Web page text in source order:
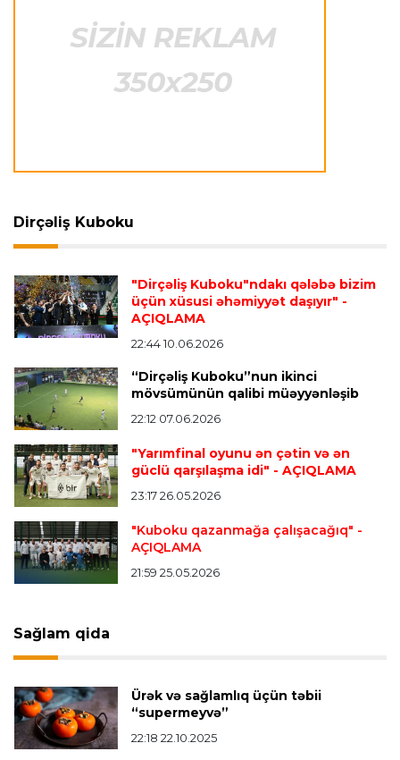
“Barselona”nın sabiq futbolçusu karyerasını
Transfer 21:08 08.08.2026
“Barselona”ya keçidinə razı salmaq istəyir
“Atletiko”nun futbolçusu “River Pleyt”ə keçir
“Vest Hem” “Tottenhem”in futbolçusunu
transfer edir
Offside 20:51 08.08.2026
Kamandan oxatma üzrə ölkə çempionatında
finalçılar bəlli oldu
Offside 20:27 08.08.2026
Mingəçevirdə “Kürü keçək?! 5” yarışı keçirildi
Verstappen öz komandasının "Formula 1"də
iştirak etməyəcəyini açıqladı
Dirçəliş Kuboku
"Dirçəliş Kuboku"ndakı qələbə bizim
üçün xüsusi əhəmiyyət daşıyır" -
AÇIQLAMA
22:44 10.06.2026
“Dirçəliş Kuboku”nun ikinci
mövsümünün qalibi müəyyənləşib
22:12 07.06.2026
"Yarımfinal oyunu ən çətin və ən
güclü qarşılaşma idi" - AÇIQLAMA
23:17 26.05.2026
"Kuboku qazanmağa çalışacağıq" -
AÇIQLAMA
21:59 25.05.2026
Sağlam qida
Ürək və sağlamlıq üçün təbii
“supermeyvə”
22:18 22.10.2025